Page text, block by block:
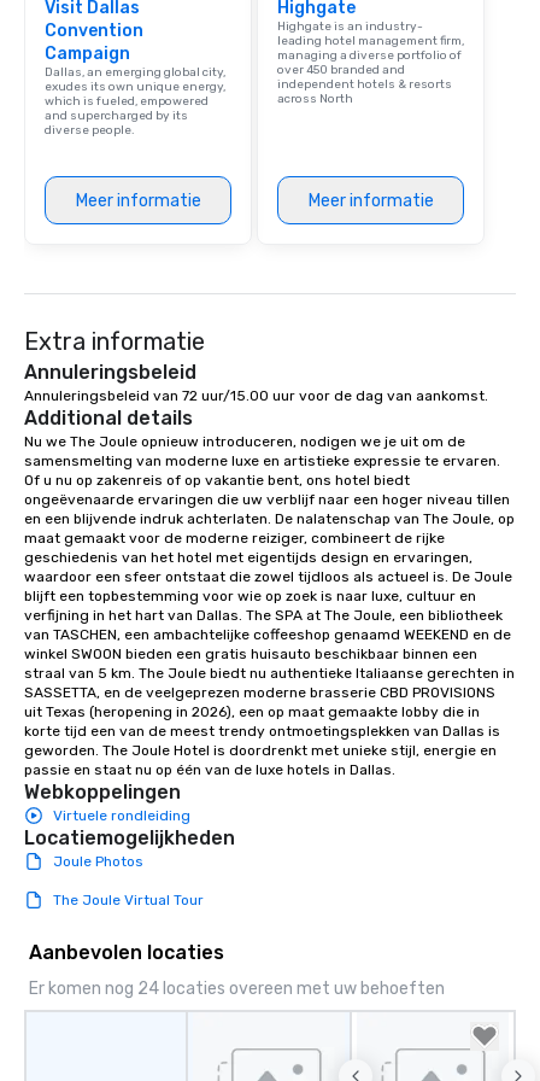
Visit Dallas
Convention
Campaign
Dallas, an emerging global city,
exudes its own unique energy,
which is fueled, empowered
and supercharged by its
diverse people.
Meer informatie
Highgate
Highgate is an industry-
leading hotel management firm,
managing a diverse portfolio of
over 450 branded and
independent hotels & resorts
across North
Meer informatie
Extra informatie
Annuleringsbeleid
Annuleringsbeleid van 72 uur/15.00 uur voor de dag van aankomst.
Additional details
Nu we The Joule opnieuw introduceren, nodigen we je uit om de
samensmelting van moderne luxe en artistieke expressie te ervaren.
Of u nu op zakenreis of op vakantie bent, ons hotel biedt
ongeëvenaarde ervaringen die uw verblijf naar een hoger niveau tillen
en een blijvende indruk achterlaten. De nalatenschap van The Joule, op
maat gemaakt voor de moderne reiziger, combineert de rijke
geschiedenis van het hotel met eigentijds design en ervaringen,
waardoor een sfeer ontstaat die zowel tijdloos als actueel is. De Joule
blijft een topbestemming voor wie op zoek is naar luxe, cultuur en
verfijning in het hart van Dallas. The SPA at The Joule, een bibliotheek
van TASCHEN, een ambachtelijke coffeeshop genaamd WEEKEND en de
winkel SWOON bieden een gratis huisauto beschikbaar binnen een
straal van 5 km. The Joule biedt nu authentieke Italiaanse gerechten in
SASSETTA, en de veelgeprezen moderne brasserie CBD PROVISIONS
uit Texas (heropening in 2026), een op maat gemaakte lobby die in
korte tijd een van de meest trendy ontmoetingsplekken van Dallas is
geworden. The Joule Hotel is doordrenkt met unieke stijl, energie en
passie en staat nu op één van de luxe hotels in Dallas.
Webkoppelingen
Virtuele rondleiding
Locatiemogelijkheden
Joule Photos
The Joule Virtual Tour
Aanbevolen locaties
Er komen nog 24 locaties overeen met uw behoeften